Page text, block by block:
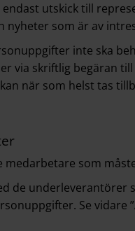
utskick till
som är av
inte ska
via skriftlig begäran
när som helst tas
medarbetare som
de
Se vidare